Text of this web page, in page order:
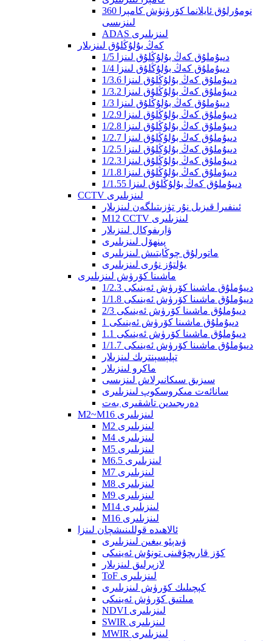
360 نومۇرلۇق ئايلانما كۆرۈنۈش كامېرا
لىنزىسى
ADAS لىنزىلىرى
كەڭ بۇلۇڭلۇق لىنزىلار
1/5 دىيۇملۇق كەڭ بۇلۇڭلۇق لىنزا
1/4 دىيۇملۇق كەڭ بۇلۇڭلۇق لىنزا
1/3.6 دىيۇملۇق كەڭ بۇلۇڭلۇق لىنزا
1/3.2 دىيۇملۇق كەڭ بۇلۇڭلۇق لىنزا
1/3 دىيۇملۇق كەڭ بۇلۇڭلۇق لىنزا
1/2.9 دىيۇملۇق كەڭ بۇلۇڭلۇق لىنزا
1/2.8 دىيۇملۇق كەڭ بۇلۇڭلۇق لىنزا
1/2.7 دىيۇملۇق كەڭ بۇلۇڭلۇق لىنزا
1/2.5 دىيۇملۇق كەڭ بۇلۇڭلۇق لىنزا
1/2.3 دىيۇملۇق كەڭ بۇلۇڭلۇق لىنزا
1/1.8 دىيۇملۇق كەڭ بۇلۇڭلۇق لىنزا
1/1.55 ​​دىيۇملۇق كەڭ بۇلۇڭلۇق لىنزا
CCTV لىنزىلىرى
ئىنفىرا قىزىل نۇر تۈزىتىلگەن لىنزىلار
M12 CCTV لىنزىلىرى
ۋارىفوكال لىنزىلار
پىنھۆل لىنزىلىرى
ماتورلۇق چوڭايتىش لىنزىلىرى
يۇلتۇز نۇرى لىنزىلىرى
ماشىنا كۆرۈش لىنزىلىرى
1/2.3 دىيۇملۇق ماشىنا كۆرۈش ئەينىكى
1/1.8 دىيۇملۇق ماشىنا كۆرۈش ئەينىكى
2/3 دىيۇملۇق ماشىنا كۆرۈش ئەينىكى
1 دىيۇملۇق ماشىنا كۆرۈش ئەينىكى
1.1 دىيۇملۇق ماشىنا كۆرۈش ئەينىكى
1/1.7 دىيۇملۇق ماشىنا كۆرۈش ئەينىكى
تېلېسېنترىك لىنزىلار
ماكرو لىنزىلار
سىزىق سىكانىرلاش لىنزىسى
سانائەت مىكروسكوپ لىنزىلىرى
دەرىجىدىن تاشقىرى بەت
M2~M16 لىنزىلىرى
M2 لىنزىلىرى
M4 لىنزىلىرى
M5 لىنزىلىرى
M6.5 لىنزىلىرى
M7 لىنزىلىرى
M8 لىنزىلىرى
M9 لىنزىلىرى
M14 لىنزىلىرى
M16 لىنزىلىرى
ئالاھىدە قوللىنىشچان لىنزا
ۋىدېئو يىغىن لىنزىلىرى
كۆز قارىچۇقىنى تونۇش ئەينىكى
لازېرلىق لىنزىلار
ToF لىنزىلىرى
كېچىلىك كۆرۈش لىنزىلىرى
مىلتىق كۆرۈش ئەينىكى
NDVI لىنزىلىرى
SWIR لىنزىلىرى
MWIR لىنزىلىرى